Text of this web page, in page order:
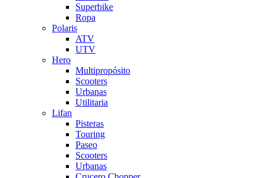
Superbike
Ropa
Polaris
ATV
UTV
Hero
Multipropósito
Scooters
Urbanas
Utilitaria
Lifan
Pisteras
Touring
Paseo
Scooters
Urbanas